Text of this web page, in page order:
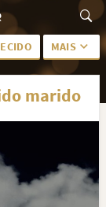
MAIS
PARA AMIGO
marido